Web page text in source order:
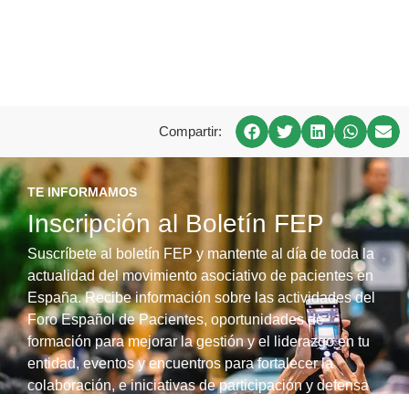
Compartir:
TE INFORMAMOS
Inscripción al Boletín FEP
Suscríbete al boletín FEP y mantente al día de toda la
actualidad del movimiento asociativo de pacientes en
España. Recibe información sobre las actividades del
Foro Español de Pacientes, oportunidades de
formación para mejorar la gestión y el liderazgo en tu
entidad, eventos y encuentros para fortalecer la
colaboración, e iniciativas de participación y defensa